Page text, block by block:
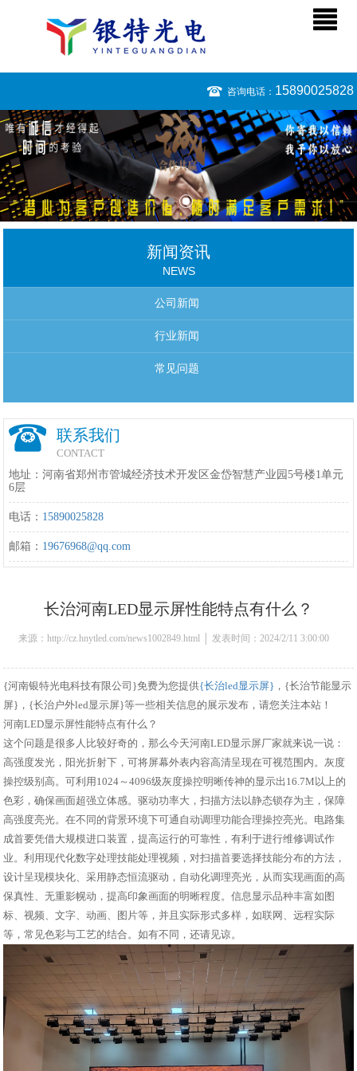
咨询电话： 15890025828
新闻资讯
NEWS
公司新闻
行业新闻
常见问题
联系我们
CONTACT
地址：河南省郑州市管城经济技术开发区金岱智慧产业园5号楼1单元
6层
电话： 15890025828
邮箱： 19676968@qq.com
长治河南LED显示屏性能特点有什么？
来源：http://cz.hnytled.com/news1002849.html │ 发表时间：2024/2/11 3:00:00
{河南银特光电科技有限公司}免费为您提供{长治led显示屏} ，{长治节能显示
屏}，{长治户外led显示屏}等一些相关信息的展示发布，请您关注本站！
河南LED显示屏性能特点有什么？
这个问题是很多人比较好奇的，那么今天河南LED显示屏厂家就来说一说：
高强度发光，阳光折射下，可将屏幕外表内容高清呈现在可视范围内。灰度
操控级别高。可利用1024～4096级灰度操控明晰传神的显示出16.7M以上的
色彩，确保画面超强立体感。驱动功率大，扫描方法以静态锁存为主，保障
高强度亮光。在不同的背景环境下可通自动调理功能合理操控亮光。电路集
成首要凭借大规模进口装置，提高运行的可靠性，有利于进行维修调试作
业。利用现代化数字处理技能处理视频，对扫描首要选择技能分布的方法，
设计呈现模块化、采用静态恒流驱动，自动化调理亮光，从而实现画面的高
保真性、无重影幌动，提高印象画面的明晰程度。信息显示品种丰富如图
标、视频、文字、动画、图片等，并且实际形式多样，如联网、远程实际
等，常见色彩与工艺的结合。如有不同，还请见谅。